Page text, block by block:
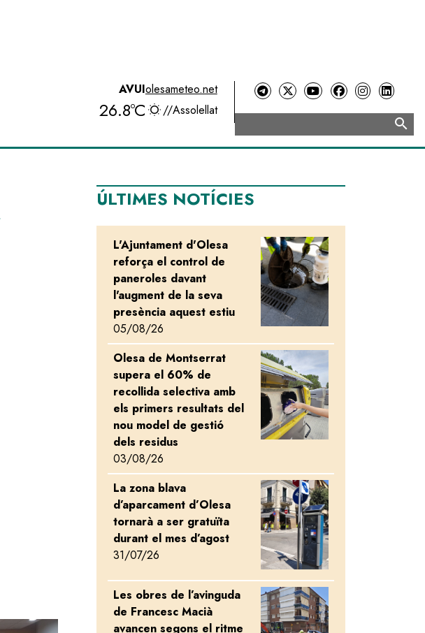
AVUIolesameteo.net
26.8ºC //Assolellat
search
ÚLTIMES NOTÍCIES
L'Ajuntament d'Olesa
reforça el control de
paneroles davant
l'augment de la seva
presència aquest estiu
05/08/26
Image
Olesa de Montserrat
supera el 60% de
recollida selectiva amb
els primers resultats del
nou model de gestió
dels residus
03/08/26
Image
La zona blava
d’aparcament d’Olesa
tornarà a ser gratuïta
durant el mes d’agost
31/07/26
Image
Les obres de l’avinguda
de Francesc Macià
avancen segons el ritme
Image